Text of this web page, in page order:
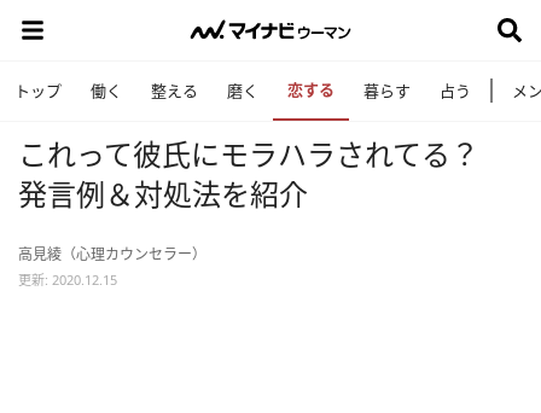
トップ 働く 整える 磨く 恋する 暮らす 占う メ
これって彼氏にモラハラされてる？
発言例＆対処法を紹介
高見綾（心理カウンセラー）
更新: 2020.12.15